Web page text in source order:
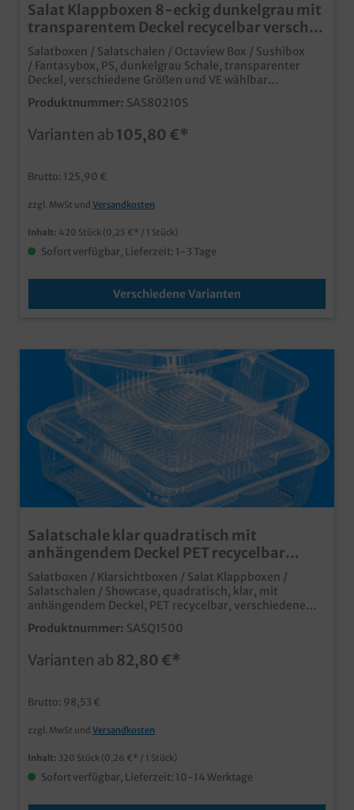
Salat Klappboxen 8-eckig dunkelgrau mit
transparentem Deckel recycelbar versch.
Größen
Salatboxen / Salatschalen / Octaview Box / Sushibox
/ Fantasybox, PS, dunkelgrau Schale, transparenter
Deckel, verschiedene Größen und VE wählbar
praktische und qualitative Schalen aus KunststoffDer
Hingucker für Ihre Salatbar, Süßwaren, Fingerfood,
anhängendem transparenten Deckel (abreißbar) stabil
Produktnummer: SAS80210S
Varianten ab 105,80 €*
Brutto: 125,90 €
zzgl. MwSt und Versandkosten
Inhalt: 420 Stück (0,25 €* / 1 Stück)
Sofort verfügbar, Lieferzeit: 1-3 Tage
Verschiedene Varianten
Salatschale klar quadratisch mit
anhängendem Deckel PET recycelbar
versch. Größen
Salatboxen / Klarsichtboxen / Salat Klappboxen /
Salatschalen / Showcase, quadratisch, klar, mit
anhängendem Deckel, PET recycelbar, verschiedene
Größen gemäß Auswahl (375ml (600St/Kt.), 500ml
(600St/Kt.), 750ml (320St/Kt.), 1000ml (320St/Kt),
Süßwaren, Fingerfood, Sushi, Snacks usw. auch ideal als
Hingucker an jeder Salatbar recycelbar über gelbe
Produktnummer: SASQ1500
Varianten ab 82,80 €*
Brutto: 98,53 €
zzgl. MwSt und Versandkosten
Inhalt: 320 Stück (0,26 €* / 1 Stück)
Sofort verfügbar, Lieferzeit: 10-14 Werktage